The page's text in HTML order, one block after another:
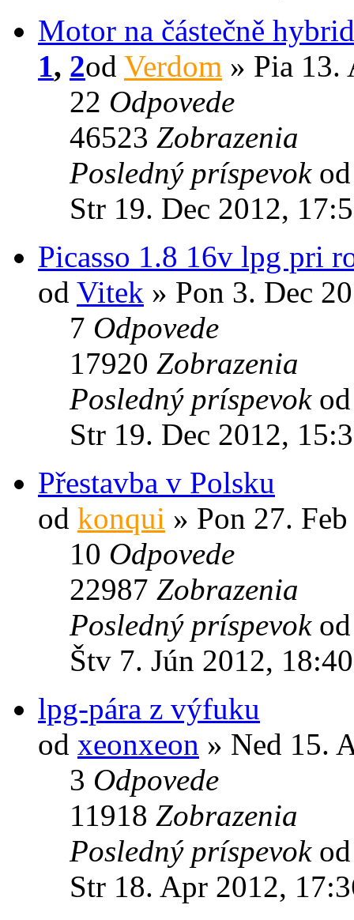
Motor na částečně
1, 2od Verdom » Pia 13.
22 Odpovede
46523 Zobrazenia
Posledný príspevok
Str 19. Dec 2012,
Picasso 1.8 16v lpg pri
od Vitek » Pon 3. Dec
7 Odpovede
17920 Zobrazenia
Posledný príspevok
Str 19. Dec 2012,
Přestavba v Polsku
od konqui » Pon 27.
10 Odpovede
22987 Zobrazenia
Posledný príspevok
Štv 7. Jún 2012, 18:40
lpg-pára z výfuku
od xeonxeon » Ned 15.
3 Odpovede
11918 Zobrazenia
Posledný príspevok
Str 18. Apr 2012,